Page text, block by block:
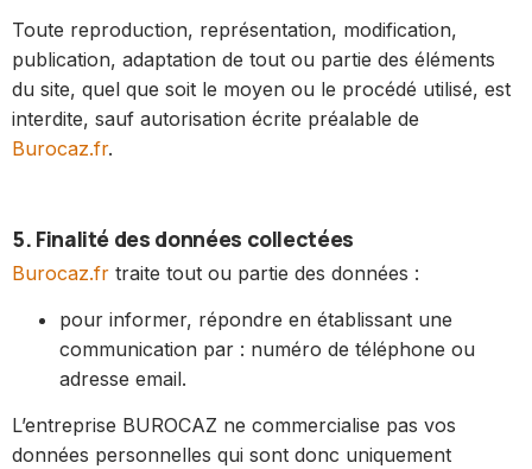
Toute reproduction, représentation, modification,
publication, adaptation de tout ou partie des éléments
du site, quel que soit le moyen ou le procédé utilisé, est
interdite, sauf autorisation écrite préalable de
Burocaz.fr.
5. Finalité des données collectées
Burocaz.fr traite tout ou partie des données :
pour informer, répondre en établissant une
communication par : numéro de téléphone ou
adresse email.
L’entreprise BUROCAZ ne commercialise pas vos
données personnelles qui sont donc uniquement